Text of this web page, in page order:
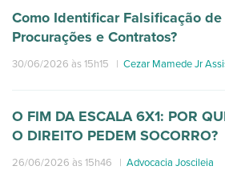
Como Identificar Falsificação
Procurações e Contratos?
30/06/2026 às 15h15 | Cezar Mamede Jr Assistente Tecnico
O FIM DA ESCALA 6X1: POR
O DIREITO PEDEM SOCORRO?
26/06/2026 às 15h46 | Advocacia Joscileia